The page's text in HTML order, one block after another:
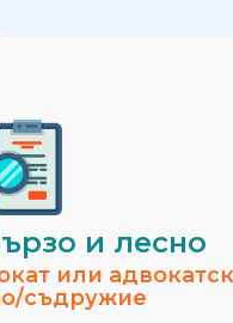
и лесно
или
съдружие